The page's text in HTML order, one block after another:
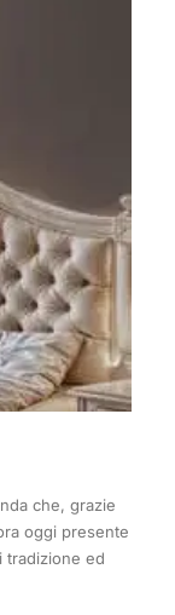
che, grazie
oggi presente
tradizione ed